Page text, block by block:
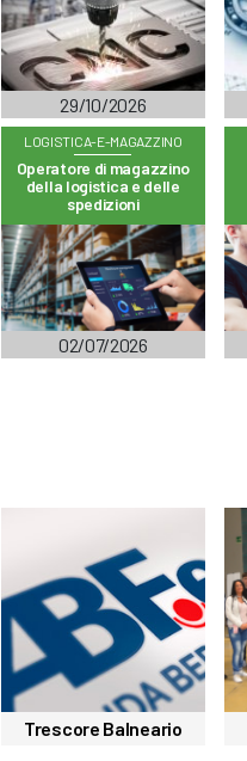
29/10/2026
LOGISTICA-E-MAGAZZINO
Operatore di magazzino
della logistica e delle
spedizioni
02/07/2026
Trescore Balneario